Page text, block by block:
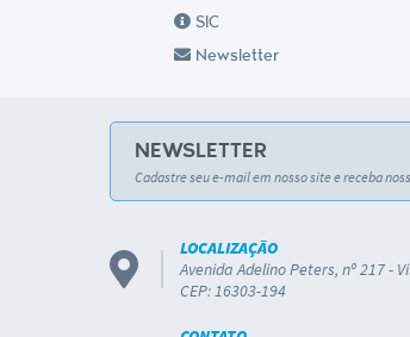
SIC
Newsletter
NEWSLETTER
Cadastre seu e-mail em nosso site e receba
LOCALIZAÇÃO
Avenida Adelino Peters, nº 217 -
CEP: 16303-194